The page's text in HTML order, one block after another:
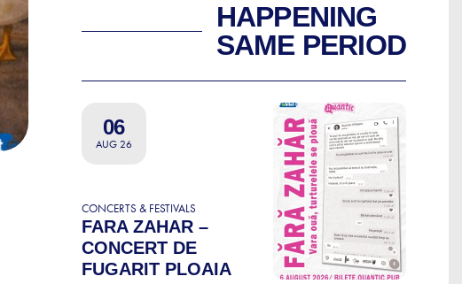
HAPPENING
SAME PERIOD
06
AUG 26
CONCERTS & FESTIVALS
FARA ZAHAR –
CONCERT DE
FUGARIT PLOAIA